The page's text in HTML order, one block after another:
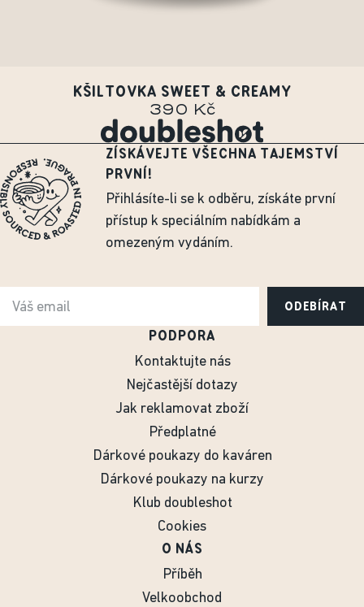
KŠILTOVKA SWEET & CREAMY
390 Kč
ZÍSKÁVEJTE VŠECHNA TAJEMSTVÍ
PRVNÍ!
Přihlásíte-li se k odběru, získáte první
přístup k speciálním nabídkám a
omezeným vydáním.
ODEBÍRAT
PODPORA
Kontaktujte nás
Nejčastější dotazy
Jak reklamovat zboží
Předplatné
Dárkové poukazy do kaváren
Dárkové poukazy na kurzy
Klub doubleshot
Cookies
O NÁS
Příběh
Velkoobchod